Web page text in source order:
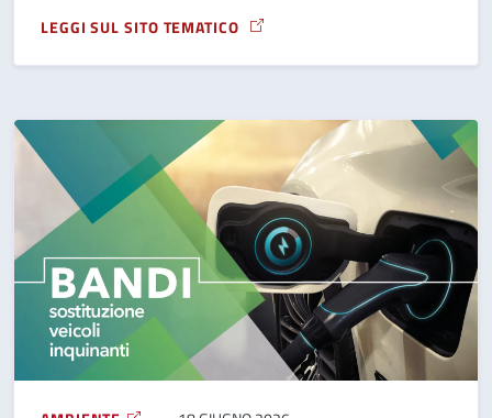
LEGGI SUL SITO TEMATICO
A PROPOSITO DI PROGETTO HORTALIA